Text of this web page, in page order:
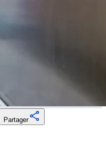
Partager